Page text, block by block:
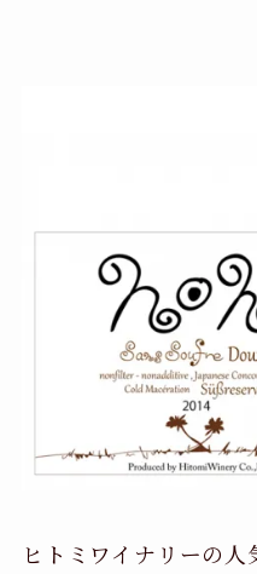
ヒトミワイナリーの